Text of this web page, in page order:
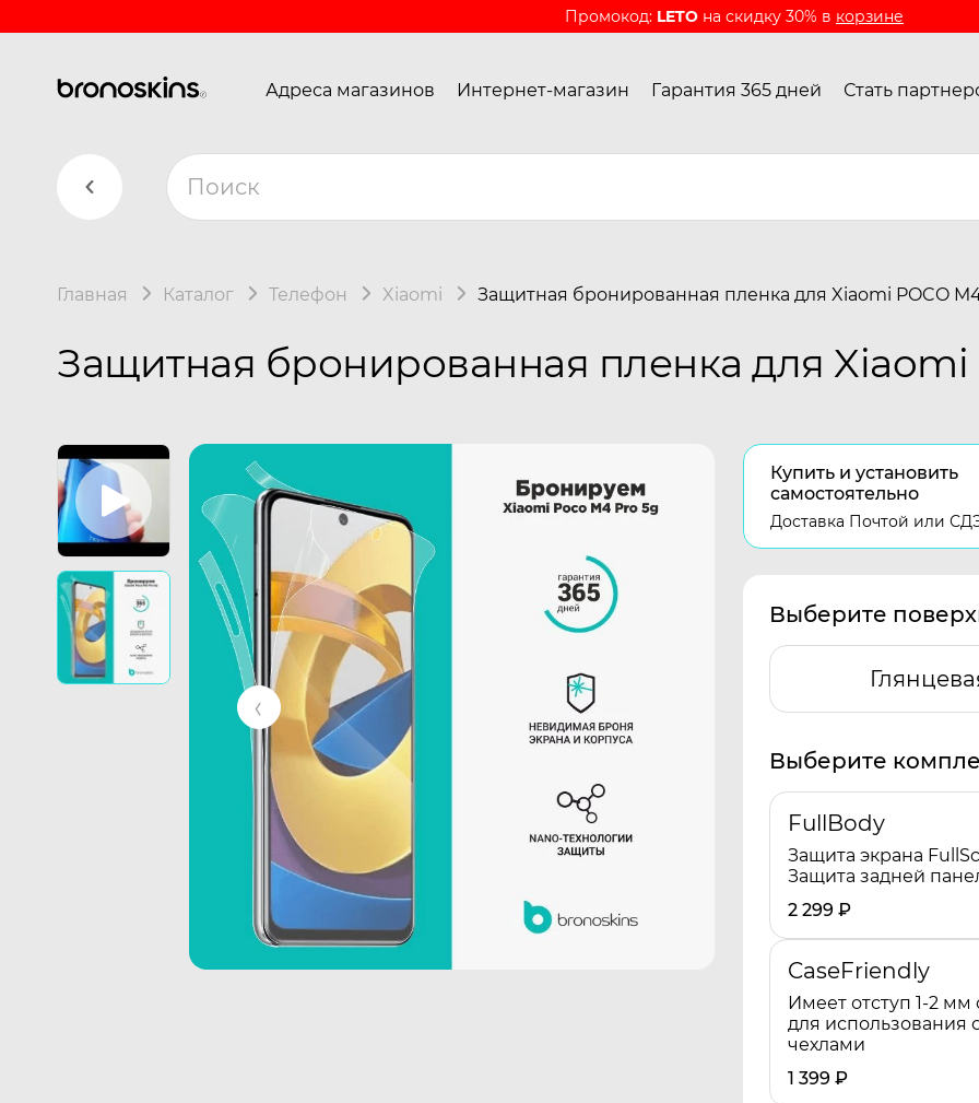
Промокод: LETO на скидку 30% в корзине
Адреса магазинов Интернет-магазин Гарантия 365 дней Стать
Главная Каталог Телефон Xiaomi Защитная бронированная пленка для Xiaomi POCO
Защитная бронированная пленка для Xiaomi
Купить и установить
самостоятельно
Доставка Почтой или
Выберите
Выберите
FullBody
Защита экрана
Защита задней
2 299 ₽
CaseFriendly
Имеет отступ 1-2 мм
для использования
чехлами
1 399 ₽